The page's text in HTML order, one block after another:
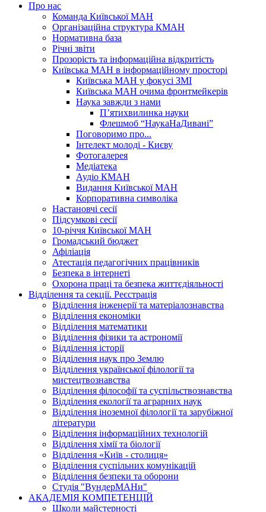
Про нас
Команда Київської МАН
Організаційна структура КМАН
Нормативна база
Річні звіти
Прозорість та інформаційна відкритість
Київська МАН в інформаційному просторі
Київська МАН у фокусі ЗМІ
Київська МАН очима фронтмейкерів
Наука завжди з нами
П’ятихвилинка науки
Флешмоб “НаукаНаДивані”
Поговоримо про...
Інтелект молоді - Києву
Фотогалерея
Медіатека
Аудіо КМАН
Видання Київської МАН
Корпоративна символіка
Настановчі сесії
Підсумкові сесії
10-річчя Київської МАН
Громадський бюджет
Афіліація
Атестація педагогічних працівників
Безпека в інтернеті
Охорона праці та безпека життєдіяльності
Відділення та секції. Реєстрація
Відділення інженерії та матеріалознавства
Відділення економіки
Відділення математики
Відділення фізики та астрономії
Відділення історії
Відділення наук про Землю
Відділення української філології та
мистецтвознавства
Відділення філософії та суспільствознавства
Відділення екології та аграрних наук
Відділення іноземної філології та зарубіжної
літератури
Відділення інформаційних технологій
Відділення хімії та біології
Відділення «Київ - столиця»
Відділення суспільних комунікацій
Відділення безпеки та оборони
Студія "ВундерМАНи"
АКАДЕМІЯ КОМПЕТЕНЦІЙ
Школи майстерності